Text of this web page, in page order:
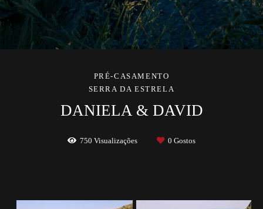
PRÉ-CASAMENTO
SERRA DA ESTRELA
DANIELA & DAVID
750 Visualizações 0 Gostos